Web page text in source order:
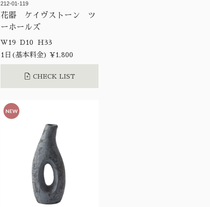
212-01-119
花器 ケイヴストーン ツ
ーホールズ
W19 D10 H33
1日(基本料金) ¥1,800
CHECK LIST
NEW